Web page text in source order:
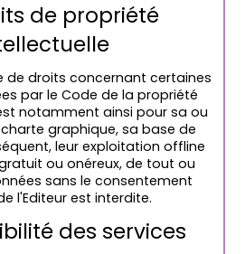
de propriété
de droits concernant certaines
par le Code de la propriété
notamment ainsi pour sa ou
graphique, sa base de
leur exploitation offline
ou onéreux, de tout ou
sans le consentement
l'Editeur est interdite.
des services